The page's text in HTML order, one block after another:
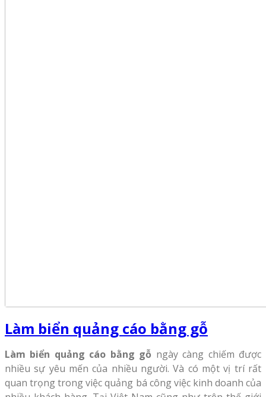
Làm biển quảng cáo bằng gỗ
Làm biển quảng cáo bằng gỗ ngày càng chiếm được
nhiều sự yêu mến của nhiều người. Và có một vị trí rất
quan trọng trong việc quảng bá công việc kinh doanh của